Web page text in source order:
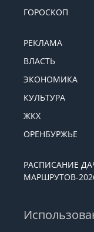
ГОРОСКОП
РЕКЛАМА
ВЛАСТЬ
ЭКОНОМИКА
КУЛЬТУРА
ЖКХ
ОРЕНБУРЖЬЕ
РАСПИСАНИЕ
МАРШРУТОВ-